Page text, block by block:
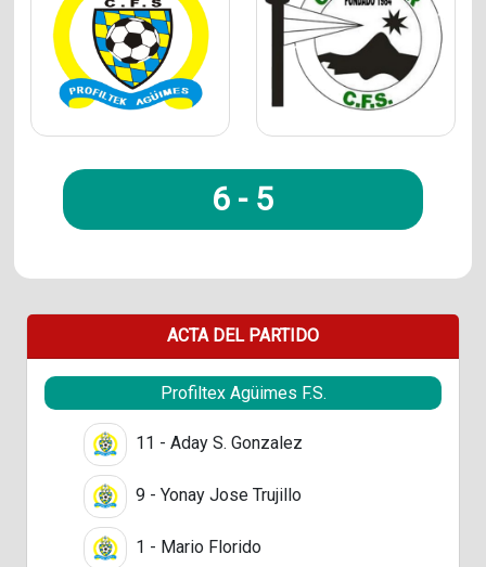
6 - 5
ACTA DEL PARTIDO
Profiltex Agüimes F.S.
11 - Aday S. Gonzalez
9 - Yonay Jose Trujillo
1 - Mario Florido